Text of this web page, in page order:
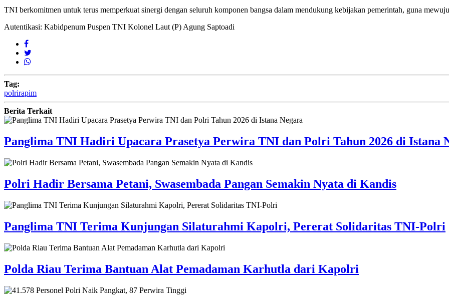
TNI berkomitmen untuk terus memperkuat sinergi dengan seluruh komponen bangsa dalam mendukung kebijakan pemerintah, guna
Autentikasi: Kabidpenum Puspen TNI Kolonel Laut (P) Agung Saptoadi
Tag:
polrirapim
Berita Terkait
Panglima TNI Hadiri Upacara Prasetya Perwira TNI dan Polri Tahun 2026 di Istana
Polri Hadir Bersama Petani, Swasembada Pangan Semakin Nyata di Kandis
Panglima TNI Terima Kunjungan Silaturahmi Kapolri, Pererat Solidaritas TNI-Polri
Polda Riau Terima Bantuan Alat Pemadaman Karhutla dari Kapolri